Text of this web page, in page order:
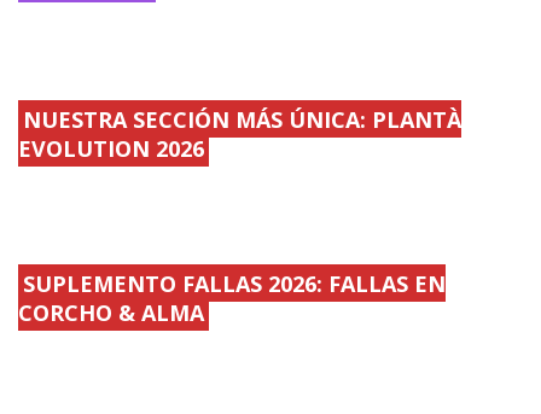
NUESTRA SECCIÓN MÁS ÚNICA: PLANTÀ
EVOLUTION 2026
SUPLEMENTO FALLAS 2026: FALLAS EN
CORCHO & ALMA